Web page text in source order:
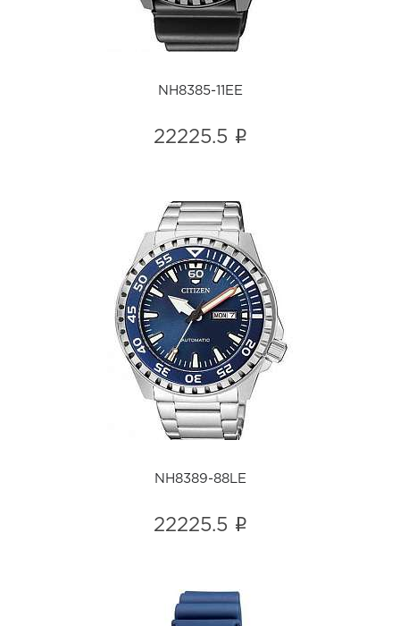
NH8385-11EE
22225.5 i
NH8389-88LE
i
NH8389-88LE
22225.5 i